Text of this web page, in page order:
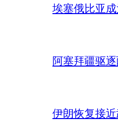
埃塞俄比亚
阿塞拜疆驱
伊朗恢复接